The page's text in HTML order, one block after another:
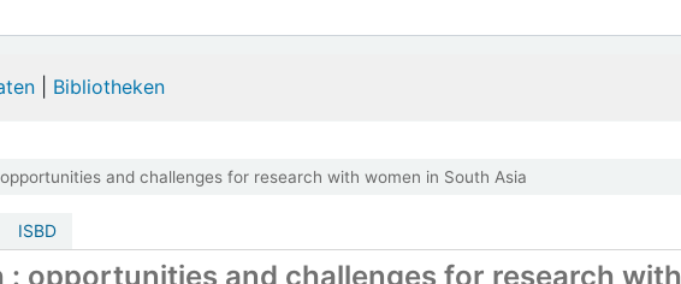
Bibliotheken
opportunities and challenges for research with women in South Asia
ISBD
opportunities and challenges for research with